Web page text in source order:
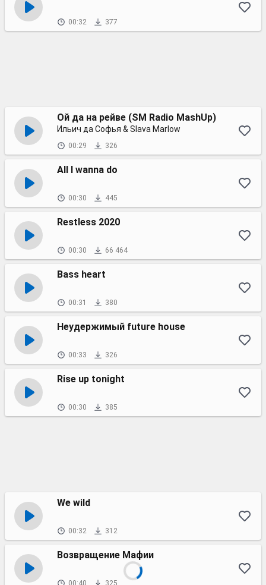
00:32 377
Ой да на рейве (SM Radio MashUp)
Ильич да Софья & Slava Marlow
00:29 326
All I wanna do
00:30 445
Restless 2020
00:30 66 464
Bass heart
00:31 380
Неудержимый future house
00:33 326
Rise up tonight
00:30 385
We wild
00:32 312
Возвращение Мафии
00:40 325